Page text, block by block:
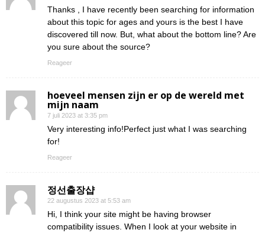
Thanks , I have recently been searching for information
about this topic for ages and yours is the best I have
discovered till now. But, what about the bottom line? Are
you sure about the source?
Reageer
hoeveel mensen zijn er op de wereld met
mijn naam
7 juli 2023 at 3:35 pm
Very interesting info!Perfect just what I was searching
for!
Reageer
정선출장샵
22 augustus 2023 at 5:53 am
Hi, I think your site might be having browser
compatibility issues. When I look at your website in